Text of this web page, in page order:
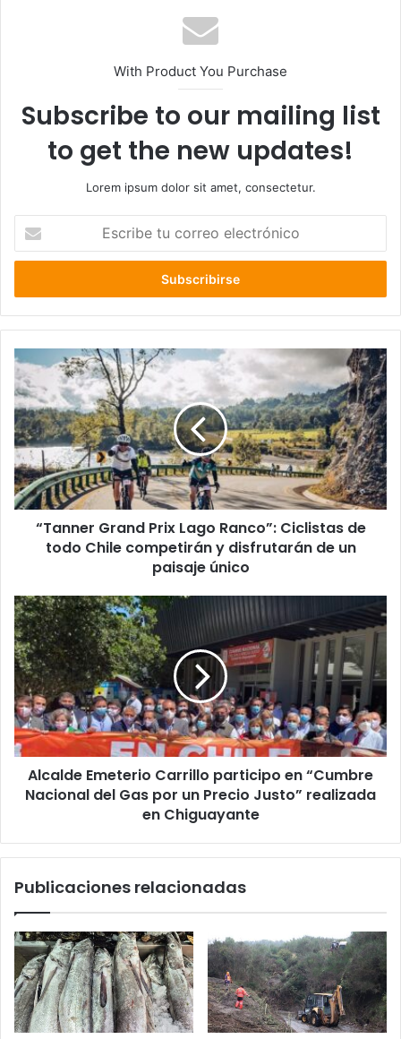
With Product You Purchase
Subscribe to our mailing list
to get the new updates!
Lorem ipsum dolor sit amet, consectetur.
correo
“Tanner
Grand
Prix
Lago
Ranco”:
Ciclistas
de
todo
Chile
competirán
un
paisaje
único
“Tanner Grand Prix Lago Ranco”: Ciclistas de
todo Chile competirán y disfrutarán de un
paisaje único
Alcalde
Emeterio
Carrillo
participo
en
“Cumbre
Nacional
del
Gas
por
un
realizada
Chiguayante
Alcalde Emeterio Carrillo participo en “Cumbre
Nacional del Gas por un Precio Justo” realizada
en Chiguayante
Publicaciones relacionadas